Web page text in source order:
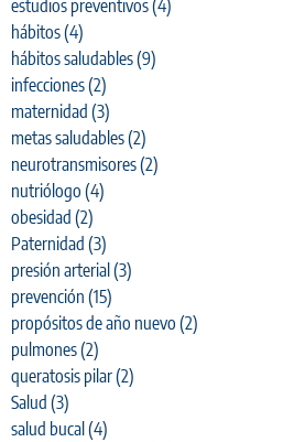
estudios preventivos(4)
hábitos(4)
hábitos saludables(9)
infecciones(2)
maternidad (3)
metas saludables(2)
neurotransmisores(2)
nutriólogo (4)
obesidad (2)
Paternidad (3)
presión arterial (3)
prevención (15)
propósitos de año nuevo (2)
pulmones(2)
queratosis pilar(2)
Salud (3)
salud bucal (4)